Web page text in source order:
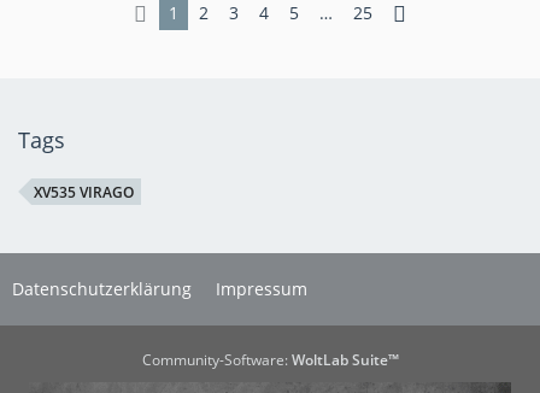
1 2 3 4 5 … 25
Tags
XV535 VIRAGO
Datenschutzerklärung Impressum
Community-Software: WoltLab Suite™